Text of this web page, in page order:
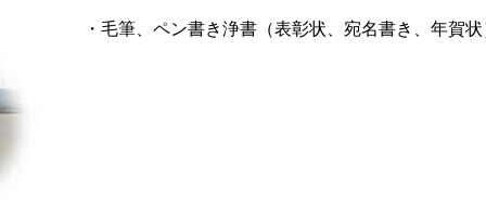
・毛筆、ペン書き浄書（表彰状、宛名書き、年賀状